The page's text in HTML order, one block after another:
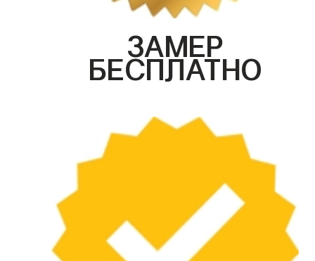
ЗАМЕР
БЕСПЛАТНО